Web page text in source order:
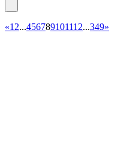
«1 2...456789101112...349»